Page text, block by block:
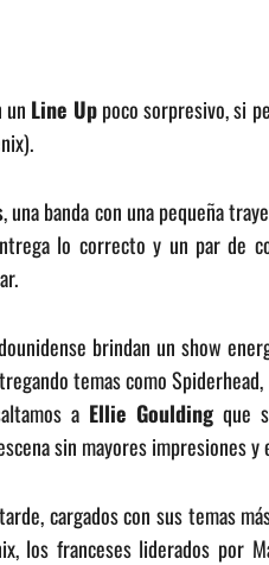
un Line Uppoco sorpresivo, si
, una banda con una pequeña
lo correcto y un par de
brindan un show
temas como
a Ellie Gouldingque
sin mayores impresiones
cargados con sus temas
los franceses liderados por